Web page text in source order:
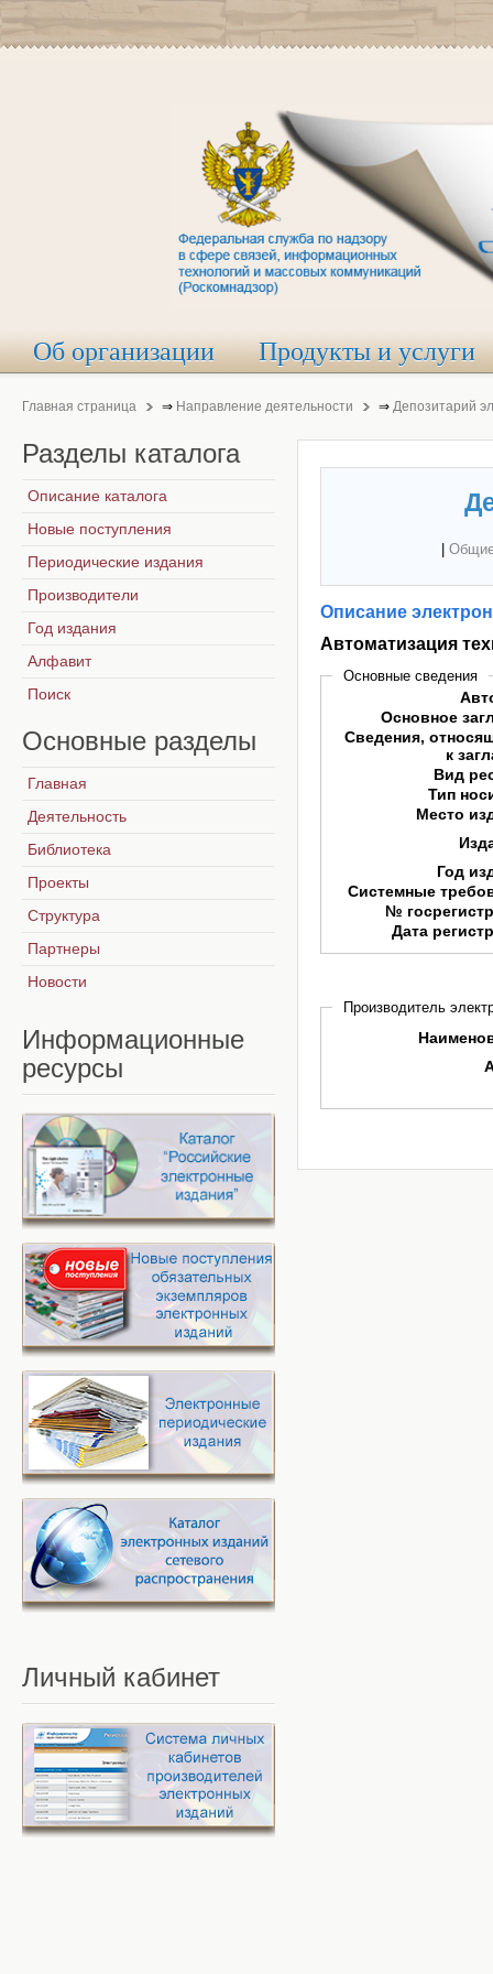
Об организации Продукты и услуги
Главная страница ⇒ Направление деятельности ⇒ Депозитарий
Описание
Автоматизация
Основные сведения
Основное
Сведения,
к
Вид
Тип
Место
Год
Системные
№
Дата
Производитель
Разделы каталога
Описание каталога
Новые поступления
Периодические издания
Производители
Год издания
Алфавит
Поиск
Основные разделы
Главная
Деятельность
Библиотека
Проекты
Структура
Партнеры
Новости
Информационные
ресурсы
Личный кабинет